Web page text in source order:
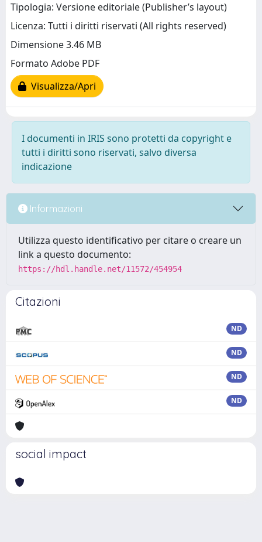
Tipologia: Versione editoriale (Publisher’s layout)
Licenza: Tutti i diritti riservati (All rights reserved)
Dimensione 3.46 MB
Formato Adobe PDF
Visualizza/Apri
I documenti in IRIS sono protetti da copyright e
tutti i diritti sono riservati, salvo diversa
indicazione
Informazioni
Utilizza questo identificativo per citare o creare un
link a questo documento:
https://hdl.handle.net/11572/454954
Citazioni
ND
ND
ND
ND
social impact